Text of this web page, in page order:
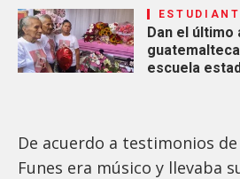
Dan el último
escuela
De acuerdo a testimonios
Funes era músico y llevaba